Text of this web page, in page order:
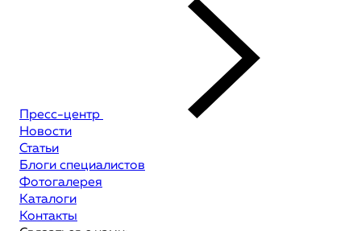
Пресс-центр
Новости
Статьи
Блоги специалистов
Фотогалерея
Каталоги
Контакты